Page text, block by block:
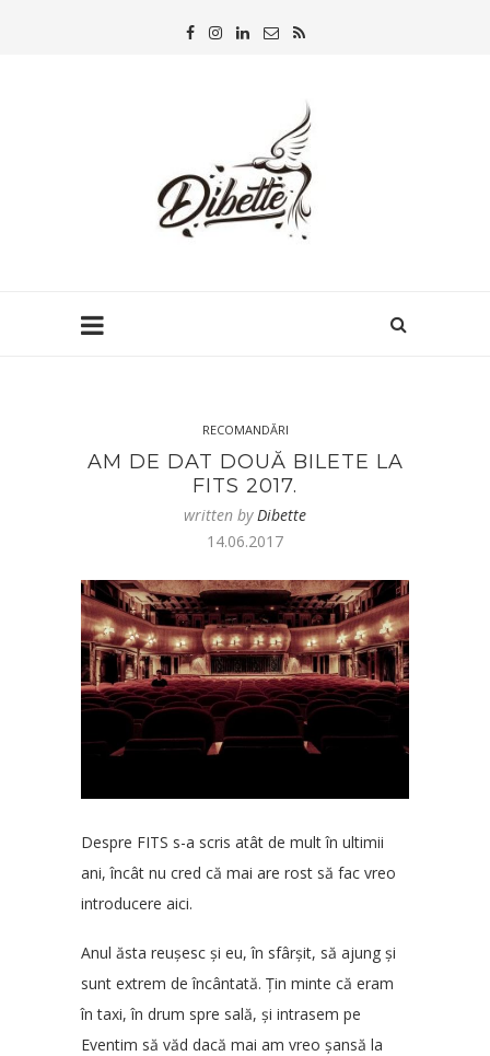
RECOMANDĂRI
AM DE DAT DOUĂ BILETE LA
FITS 2017.
written by Dibette
14.06.2017
Despre FITS s-a scris atât de mult în ultimii
ani, încât nu cred că mai are rost să fac vreo
introducere aici.
Anul ăsta reușesc și eu, în sfârșit, să ajung și
sunt extrem de încântată. Țin minte că eram
în taxi, în drum spre sală, și intrasem pe
Eventim să văd dacă mai am vreo șansă la